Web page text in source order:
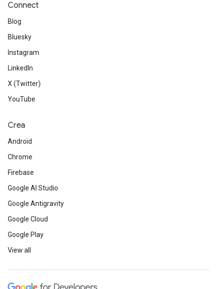
Connect
Blog
Bluesky
Instagram
LinkedIn
X (Twitter)
YouTube
Crea
Android
Chrome
Firebase
Google AI Studio
Google Antigravity
Google Cloud
Google Play
View all